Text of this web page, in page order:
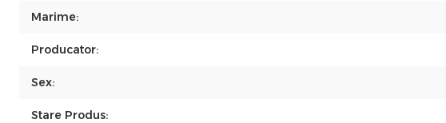
Marime:
Producator:
Sex:
Stare Produs: